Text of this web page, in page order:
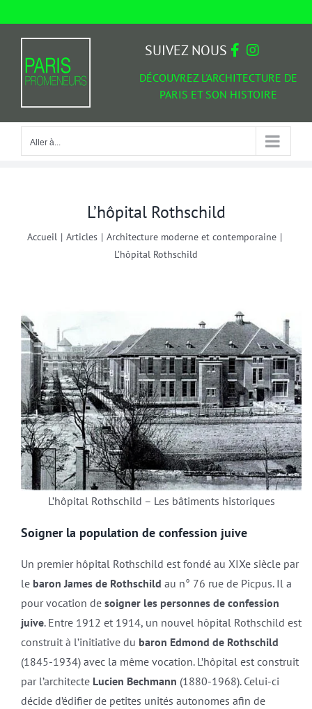
Aller à...
DÉCOUVREZ L'ARCHITECTURE DE
PARIS ET SON HISTOIRE
SUIVEZ NOUS
Aller à...
L’hôpital Rothschild
Accueil | Articles | Architecture moderne et contemporaine |
L’hôpital Rothschild
L’hôpital Rothschild – Les bâtiments historiques
Soigner la population de confession juive
Un premier hôpital Rothschild est fondé au XIXe siècle par
le baron James de Rothschild au n° 76 rue de Picpus. Il a
pour vocation de soigner les personnes de confession
juive. Entre 1912 et 1914, un nouvel hôpital Rothschild est
construit à l’initiative du baron Edmond de Rothschild
(1845-1934) avec la même vocation. L’hôpital est construit
par l’architecte Lucien Bechmann (1880-1968). Celui-ci
décide d’édifier de petites unités autonomes afin de